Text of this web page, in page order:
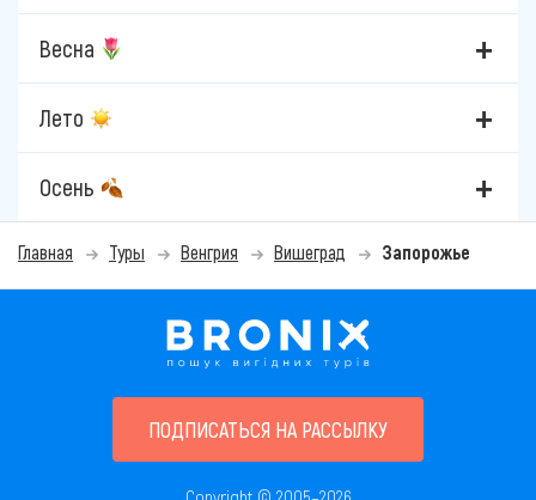
Весна
Лето
Осень
Главная Туры Венгрия Вишеград Запорожье
ПОДПИСАТЬСЯ НА РАССЫЛКУ